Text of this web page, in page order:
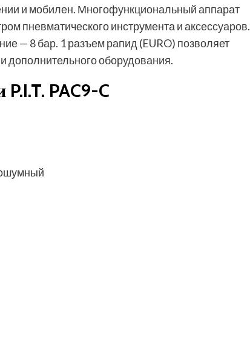
и мобилен. Многофункциональный аппарат
пневматического инструмента и аксессуаров.
— 8 бар. 1 разъем рапид (EURO) позволяет
дополнительного оборудования.
PAC9-C